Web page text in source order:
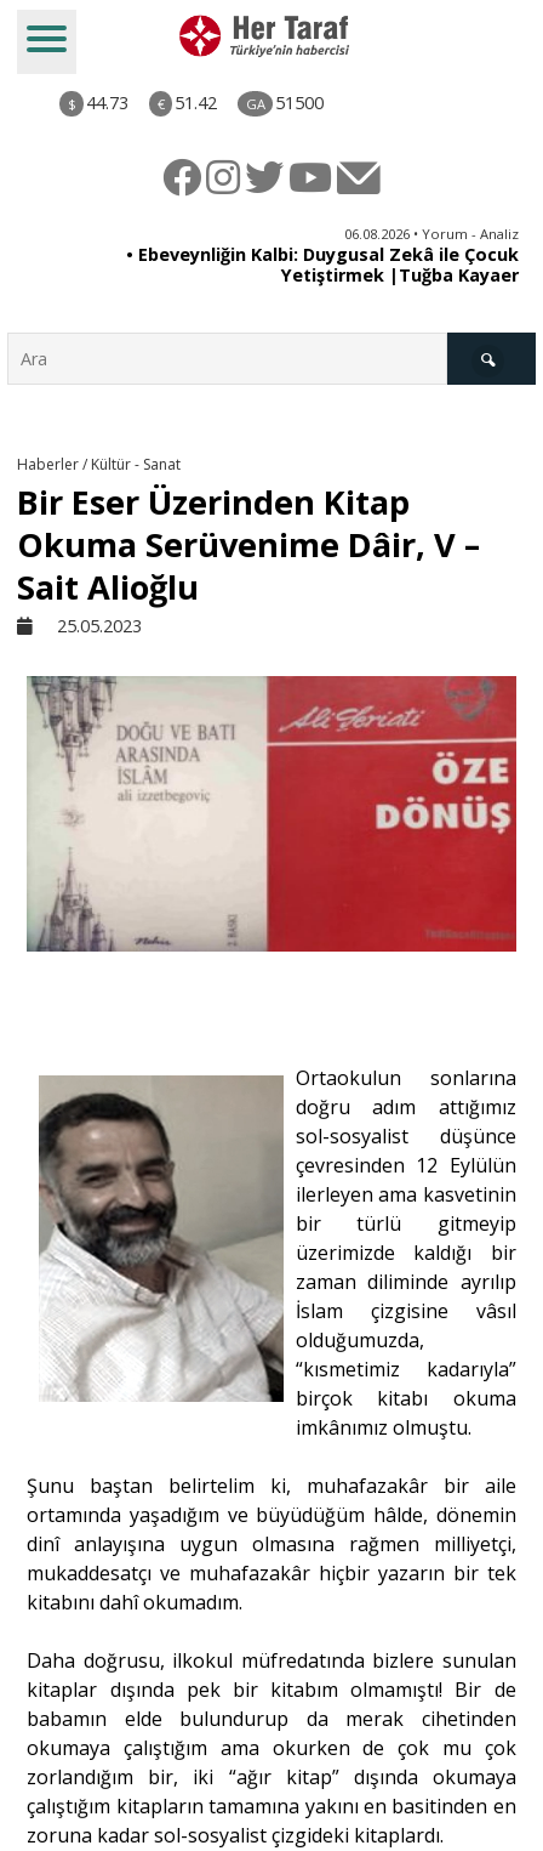
$ 44.73 € 51.42 GA 51500
06.08.2026 • Yorum - Analiz
• Ebeveynliğin Kalbi: Duygusal Zekâ ile Çocuk
Yetiştirmek |Tuğba Kayaer
Derkenar
Kültür - Sanat
Yorum - Analiz
Yazı Dizisi
Portre
Yazarlar
Eğitim
Dosya Haber
Ankara Analiz
Sağlık
Haberler / Kültür - Sanat
Bir Eser Üzerinden Kitap
Okuma Serüvenime Dâir, V –
Sait Alioğlu
25.05.2023
Ortaokulun sonlarına
doğru adım attığımız
sol-sosyalist düşünce
çevresinden 12 Eylülün
ilerleyen ama kasvetinin
bir türlü gitmeyip
üzerimizde kaldığı bir
zaman diliminde ayrılıp
İslam çizgisine vâsıl
olduğumuzda,
“kısmetimiz kadarıyla”
birçok kitabı okuma
imkânımız olmuştu.
Şunu baştan belirtelim ki, muhafazakâr bir aile
ortamında yaşadığım ve büyüdüğüm hâlde, dönemin
dinî anlayışına uygun olmasına rağmen milliyetçi,
mukaddesatçı ve muhafazakâr hiçbir yazarın bir tek
kitabını dahî okumadım.
Daha doğrusu, ilkokul müfredatında bizlere sunulan
kitaplar dışında pek bir kitabım olmamıştı! Bir de
babamın elde bulundurup da merak cihetinden
okumaya çalıştığım ama okurken de çok mu çok
zorlandığım bir, iki “ağır kitap” dışında okumaya
çalıştığım kitapların tamamına yakını en basitinden en
zoruna kadar sol-sosyalist çizgideki kitaplardı.